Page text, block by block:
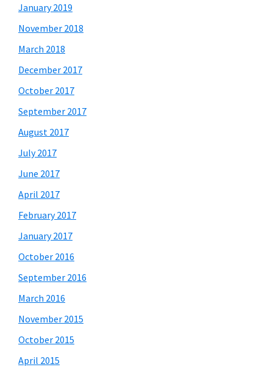
January 2019
November 2018
March 2018
December 2017
October 2017
September 2017
August 2017
July 2017
June 2017
April 2017
February 2017
January 2017
October 2016
September 2016
March 2016
November 2015
October 2015
April 2015